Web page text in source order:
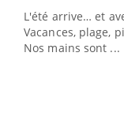
L'été arrive… et
Vacances, plage,
Nos mains sont ...